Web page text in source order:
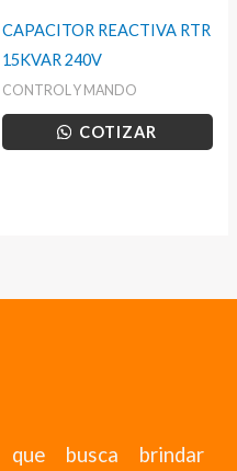
CAPACITOR REACTIVA RTR
15KVAR 240V
CONTROL Y MANDO
COTIZAR
que busca brindar